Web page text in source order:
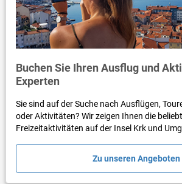
Buchen Sie Ihren Ausflug und
Experten
Sie sind auf der Suche nach Ausflügen,
oder Aktivitäten? Wir zeigen Ihnen die
Freizeitaktivitäten auf der Insel Krk und
Zu unseren Angeboten